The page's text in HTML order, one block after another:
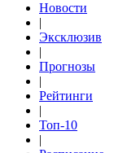
Новости
|
Эксклюзив
|
Прогнозы
|
Рейтинги
|
Топ-10
|